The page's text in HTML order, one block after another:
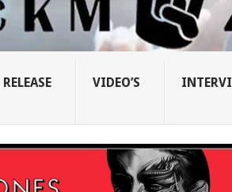
RELEASE VIDEO’S